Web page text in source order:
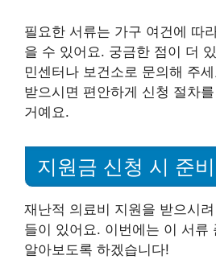
필요한 서류는 가구 여건에 따
을 수 있어요. 궁금한 점이 더
민센터나 보건소로 문의해 주
받으시면 편안하게 신청 절차
거예요.
지원금 신청 시 준
재난적 의료비 지원을 받으시
들이 있어요. 이번에는 이 서류
알아보도록 하겠습니다!